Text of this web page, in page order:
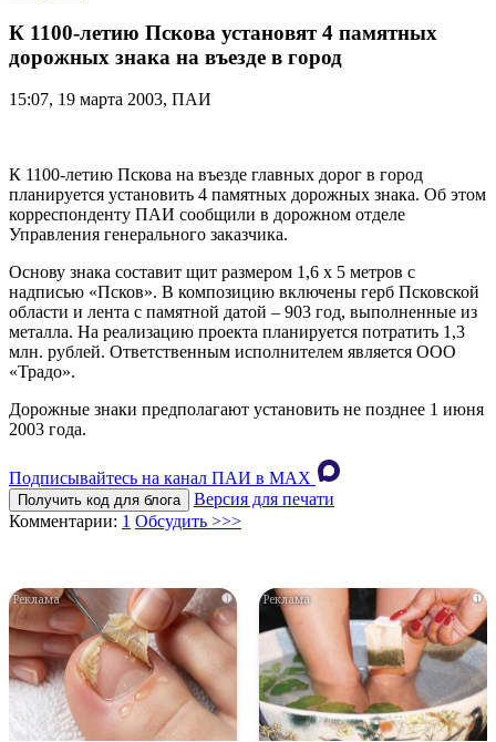
К 1100-летию Пскова установят 4 памятных
дорожных знака на въезде в город
15:07, 19 марта 2003, ПАИ
К 1100-летию Пскова на въезде главных дорог в город
планируется установить 4 памятных дорожных знака. Об этом
корреспонденту ПАИ сообщили в дорожном отделе
Управления генерального заказчика.
Основу знака составит щит размером 1,6 х 5 метров с
надписью «Псков». В композицию включены герб Псковской
области и лента с памятной датой – 903 год, выполненные из
металла. На реализацию проекта планируется потратить 1,3
млн. рублей. Ответственным исполнителем является ООО
«Традо».
Дорожные знаки предполагают установить не позднее 1 июня
2003 года.
Подписывайтесь на канал ПАИ в MAХ
Получить код для блога
Версия для печати
Комментарии: 1 Обсудить >>>
i i